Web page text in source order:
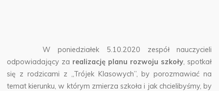
W poniedziałek 5.10.2020 zespół nauczycieli
odpowiadający za realizację planu rozwoju szkoły, spotkał
się z rodzicami z „Trójek Klasowych”, by porozmawiać na
temat kierunku, w którym zmierza szkoła i jak chcielibyśmy, by